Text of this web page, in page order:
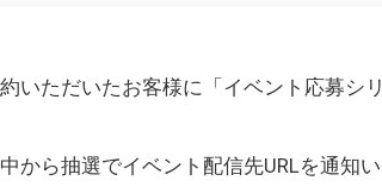
いただいたお客様に「イベント応募シリ
から抽選でイベント配信先URLを通知い